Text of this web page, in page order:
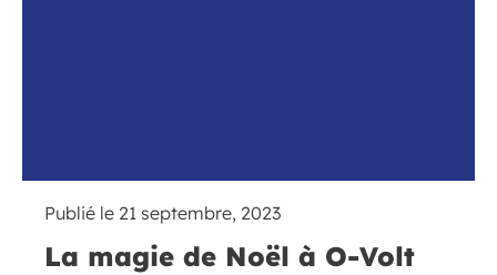
Publié le 21 septembre, 2023
La magie de Noël à O-Volt